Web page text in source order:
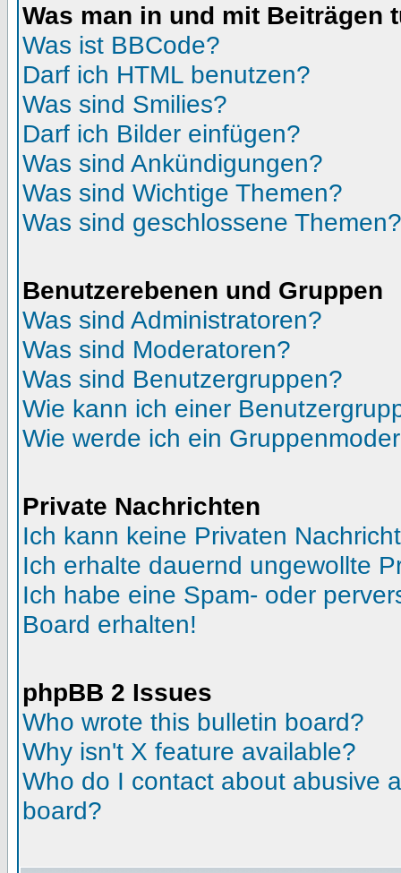
Was man in und mit Beiträgen
Was ist BBCode?
Darf ich HTML benutzen?
Was sind Smilies?
Darf ich Bilder einfügen?
Was sind Ankündigungen?
Was sind Wichtige Themen?
Was sind geschlossene Themen?
Benutzerebenen und Gruppen
Was sind Administratoren?
Was sind Moderatoren?
Was sind Benutzergruppen?
Wie kann ich einer
Wie werde ich ein
Private Nachrichten
Ich kann keine Privaten
Ich erhalte dauernd ungewollte
Ich habe eine Spam- oder
Board erhalten!
phpBB 2 Issues
Who wrote this bulletin board?
Why isn't X feature available?
Who do I contact about abusive
board?